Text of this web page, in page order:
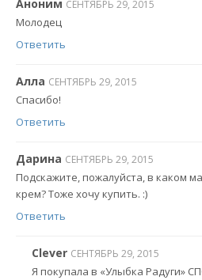
Аноним СЕНТЯБРЬ 29, 2015
Молодец
Ответить
Алла СЕНТЯБРЬ 29, 2015
Спасибо!
Ответить
Дарина СЕНТЯБРЬ 29, 2015
Подскажите, пожалуйста, в каком
крем? Тоже хочу купить. :)
Ответить
Clever СЕНТЯБРЬ 29, 2015
Я покупала в «Улыбка Радуги»